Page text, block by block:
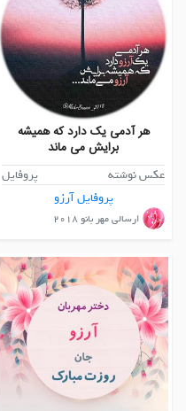
هر آدمی یک دارد که همیشه
برایش می ماند
عکس نوشته
پروفایل
پروفایل آرزو
ارسالی مهر بانو ۲۰۱۸